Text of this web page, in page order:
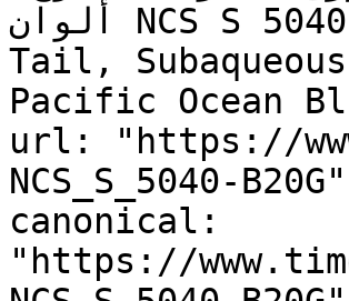
ألوان NCS S 5040-B20G, NCS S 5040-B20G, Peacock
Tail, Subaqueous,
Pacific Ocean
url: "https://
NCS_S_5040-B20G"
canonical:
"https://